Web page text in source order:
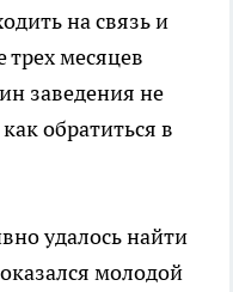
на связь и
трех месяцев
заведения не
обратиться в
удалось найти
молодой